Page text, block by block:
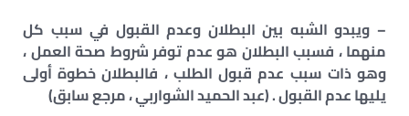
– ويبدو الشبه بين البطلان وعدم القبول في سبب كل
منهما ، فسبب البطلان هو عدم توفر شروط صحة العمل ،
وهو ذات سبب عدم قبول الطلب ، فالبطلان خطوة أولى
يليها عدم القبول . (عبد الحميد الشواربي ، مرجع سابق)